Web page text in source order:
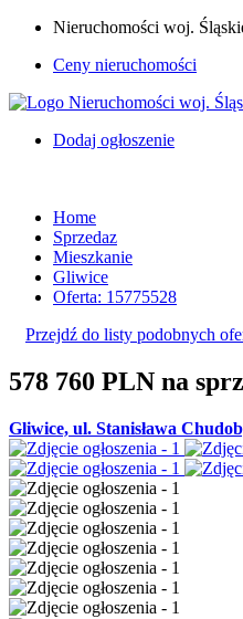
Nieruchomości woj.
Ceny nieruchomości
Dodaj ogłoszenie
Home
Sprzedaz
Mieszkanie
Gliwice
Oferta: 15775528
Przejdź do listy podobnych
578 760 PLN na
Gliwice, ul. Stanisława